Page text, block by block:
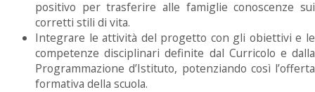
positivo per trasferire alle famiglie conoscenze sui
corretti stili di vita.
Integrare le attività del progetto con gli obiettivi e le
competenze disciplinari definite dal Curricolo e dalla
Programmazione d’Istituto, potenziando così l’offerta
formativa della scuola.